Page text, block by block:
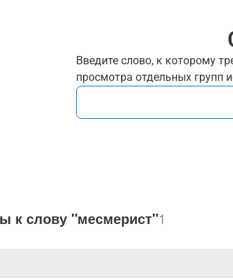
Введите слово, к которому
просмотра отдельных групп
к слову "месмерист"1